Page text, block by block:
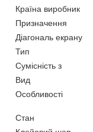
Країна виробник
Призначення
Діагональ екрану
Тип
Сумісність з
Вид
Особливості
Стан